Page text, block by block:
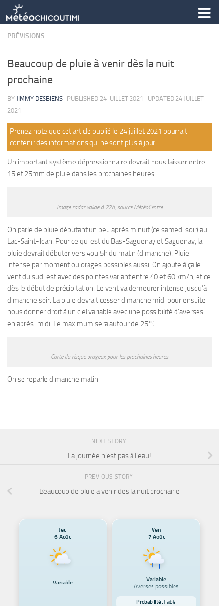
Skip to content
PRÉVISIONS
Beaucoup de pluie à venir dès la nuit
prochaine
BY JIMMY DESBIENS · PUBLISHED 24 JUILLET 2021 · UPDATED 24 JUILLET
2021
Prenez note que cet article publié le 24 juillet 2021 pourrait
contenir des informations qui ne sont plus à jour.
Un important système dépressionnaire devrait nous laisser entre
15 et 25mm de pluie dans les prochaines heures.
Image radar valide à 22h, source MétéoCentre
On parle de pluie débutant un peu après minuit (ce samedi soir) au
Lac-Saint-Jean. Pour ce qui est du Bas-Saguenay et Saguenay, la
pluie devrait débuter vers 4ou 5h du matin (dimanche). Pluie
intense par moment ou orages possibles aussi. On ajoute à ça le
vent du sud-est avec des pointes variant entre 40 et 60 km/h, et ce
dès le début de précipitation. Le vent va demeurer intense jusqu’à
dimanche soir. La pluie devrait cesser dimanche midi pour ensuite
nous donner droit à un ciel variable avec une possibilité d’averses
en après-midi. Le maximum sera autour de 25°C.
Carte du risque orageux pour les prochaines heures
On se reparle dimanche matin
NEXT STORY
La journée n’est pas à l’eau!
PREVIOUS STORY
Beaucoup de pluie à venir dès la nuit prochaine
Jeu
6 Août
Variable
Ven
7 Août
Variable
Averses possibles
Probabilité : Faible